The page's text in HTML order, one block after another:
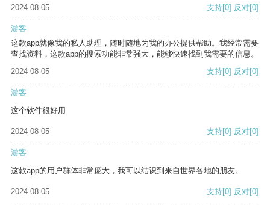
2024-08-05 支持[0] 反对[0]
游客
这款app就像我的私人助理，随时随地为我的办公提供帮助。我经常需要
查找资料，这款app的搜索功能非常强大，能够快速找到我需要的信息。
2024-08-05
支持[0] 反对[0]
游客
这个软件很好用
2024-08-05 支持[0] 反对[0]
游客
这款app的用户群体非常庞大，我可以结识到来自世界各地的朋友。
2024-08-05 支持[0] 反对[0]